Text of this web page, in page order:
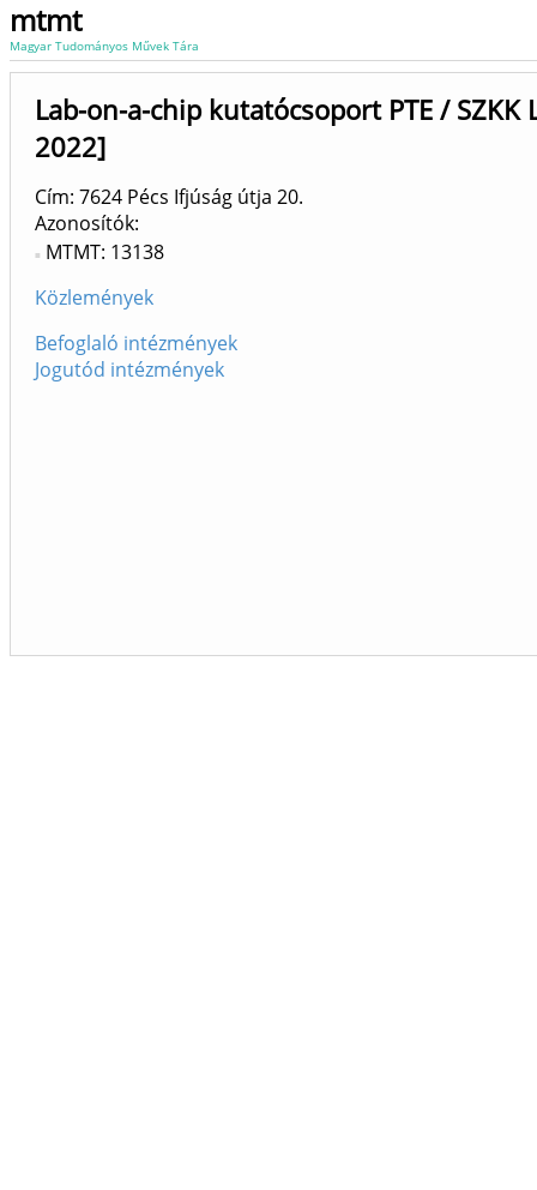
mtmt
Magyar Tudományos Művek Tára
Lab-on-a-chip kutatócsoport PTE / SZKK
2022]
Cím: 7624 Pécs Ifjúság útja 20.
Azonosítók
MTMT: 13138
Közlemények
Befoglaló intézmények
Jogutód intézmények